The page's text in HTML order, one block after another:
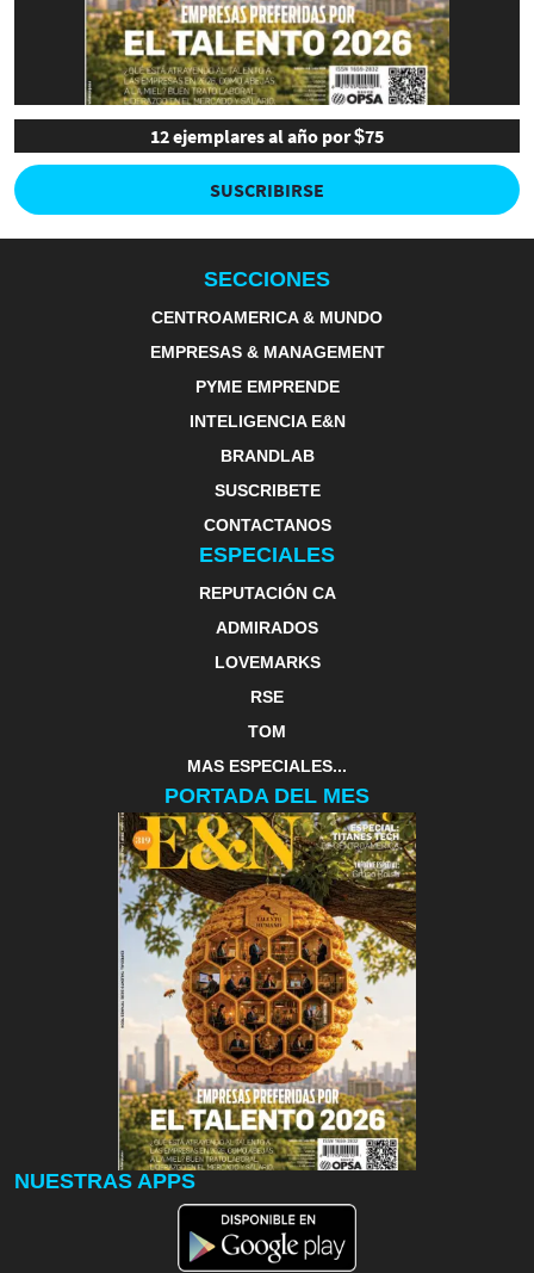
12 ejemplares al año por $75
SUSCRIBIRSE
SECCIONES
CENTROAMERICA & MUNDO
EMPRESAS & MANAGEMENT
PYME EMPRENDE
INTELIGENCIA E&N
BRANDLAB
SUSCRIBETE
CONTACTANOS
ESPECIALES
REPUTACIÓN CA
ADMIRADOS
LOVEMARKS
RSE
TOM
MAS ESPECIALES...
PORTADA DEL MES
NUESTRAS APPS